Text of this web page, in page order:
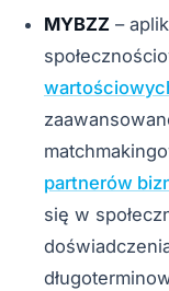
MYBZZ –
partnerów
się w